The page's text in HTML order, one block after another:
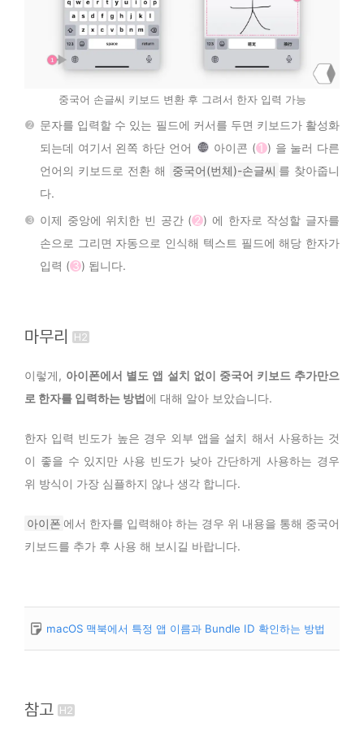
중국어 손글씨 키보드 변환 후 그려서 한자 입력 가능
문자를 입력할 수 있는 필드에 커서를 두면 키보드가 활성화
되는데 여기서 왼쪽 하단 언어
아이콘 ( 1 ) 을 눌러 다른
언어의 키보드로 전환 해
중국어(번체)-손글씨 를 찾아줍니
다.
이제 중앙에 위치한 빈 공간 (2 ) 에 한자로 작성할 글자를
손으로 그리면 자동으로 인식해 텍스트 필드에 해당 한자가
입력 ( 3 ) 됩니다.
마무리
이렇게, 아이폰에서 별도 앱 설치 없이 중국어 키보드 추가만으
로 한자를 입력하는 방법에 대해 알아 보았습니다.
한자 입력 빈도가 높은 경우 외부 앱을 설치 해서 사용하는 것
이 좋을 수 있지만 사용 빈도가 낮아 간단하게 사용하는 경우
위 방식이 가장 심플하지 않나 생각 합니다.
아이폰 에서 한자를 입력해야 하는 경우 위 내용을 통해 중국어
키보드를 추가 후 사용 해 보시길 바랍니다.
macOS 맥북에서 특정 앱 이름과 Bundle ID 확인하는 방법
참고